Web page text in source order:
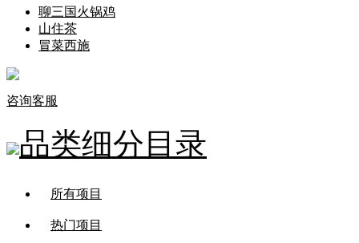
聊三国火锅鸡
山住茶
冒菜西施
咨询客服
品类细分目录
所有项目
热门项目